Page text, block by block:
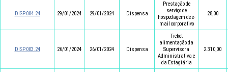
DISP.004.24 29/01/2024 29/01/2024 Dispensa
Prestação de
serviço de
hospedagem de e-
mail corporativo
28,00
DISP.003.24 26/01/2024 26/01/2024 Dispensa
Ticket
alimentação da
Supervisora
Administrativa e
da Estagiária
2.310,00